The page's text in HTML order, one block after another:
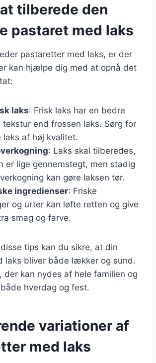
tilberede den
pastaret med laks
pastaretter med laks, er der
kan hjælpe dig med at opnå det
laks: Frisk laks har en bedre
tekstur end frossen laks. Sørg for
af høj kvalitet.
: Laks skal tilberedes,
er lige gennemstegt, men stadig
kan gøre laksen tør.
ingredienser: Friske
og urter kan løfte retten og give
smag og farve.
tips kan du sikre, at din
laks bliver både lækker og sund.
der kan nydes af hele familien og
hverdag og fest.
variationer af
med laks